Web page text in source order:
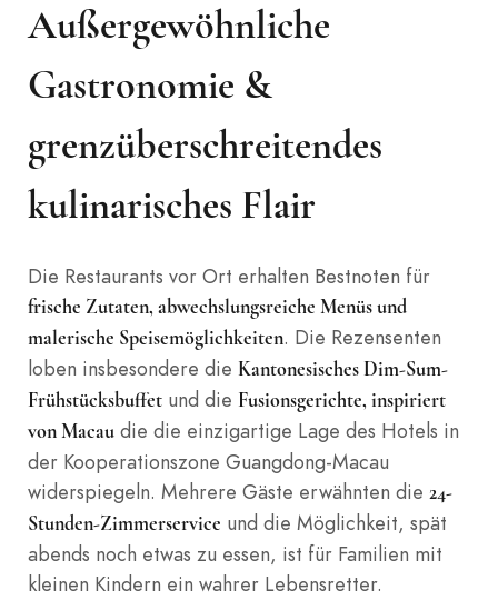
Außergewöhnliche
Gastronomie &
grenzüberschreitendes
kulinarisches Flair
Die Restaurants vor Ort erhalten Bestnoten für
frische Zutaten, abwechslungsreiche Menüs und
malerische Speisemöglichkeiten. Die Rezensenten
loben insbesondere die Kantonesisches Dim-Sum-
Frühstücksbuffet und die Fusionsgerichte, inspiriert
von Macau die die einzigartige Lage des Hotels in
der Kooperationszone Guangdong-Macau
widerspiegeln. Mehrere Gäste erwähnten die 24-
Stunden-Zimmerservice und die Möglichkeit, spät
abends noch etwas zu essen, ist für Familien mit
kleinen Kindern ein wahrer Lebensretter.